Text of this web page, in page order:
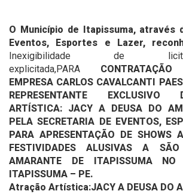
O Município de Itapissuma, através
Eventos, Esportes e Lazer,
Inexigibilidade de
explicitada,PARA
EMPRESA CARLOS CAVALCANTI
REPRESENTANTE
ARTÍSTICA: JACY A DEUSA DO
PELA SECRETARIA DE EVENTOS,
PARA APRESENTAÇÃO DE SHOWS
FESTIVIDADES ALUSIVAS A
AMARANTE DE ITAPISSUMA NO
ITAPISSUMA – PE.
Atração Artística:JACY A DEUSA DO